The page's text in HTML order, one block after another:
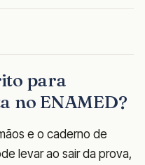
para
no ENAMED?
e o caderno de
levar ao sair da prova,